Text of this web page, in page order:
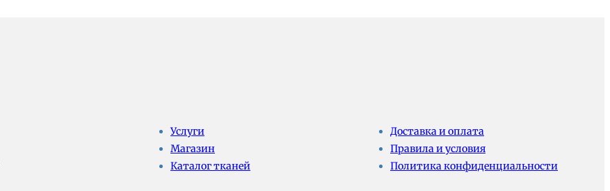
Услуги
Магазин
Каталог тканей
Доставка и оплата
Правила и условия
Политика конфиденциальности